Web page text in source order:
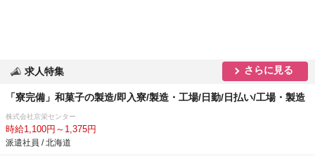
求人特集 さらに見る
「寮完備」和菓子の製造/即入寮/製造・工場/日勤/日払い/工場・製造
株式会社京栄センター
時給1,100円～1,375円
派遣社員 / 北海道